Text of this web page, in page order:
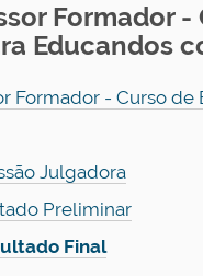
Formador -
Educandos
Formador - Curso de
Julgadora
Preliminar
Final